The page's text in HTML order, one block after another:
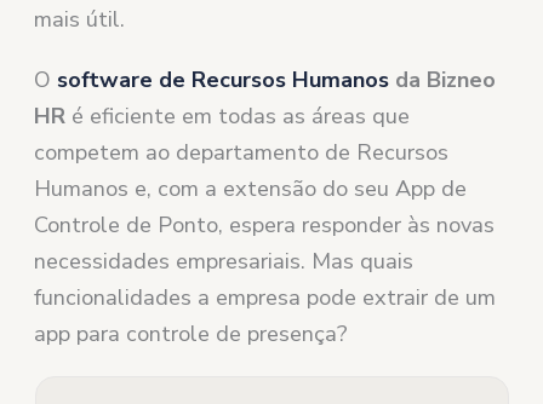
mais útil.
O software de Recursos Humanos da Bizneo
HR é eficiente em todas as áreas que
competem ao departamento de Recursos
Humanos e, com a extensão do seu App de
Controle de Ponto, espera responder às novas
necessidades empresariais. Mas quais
funcionalidades a empresa pode extrair de um
app para controle de presença?